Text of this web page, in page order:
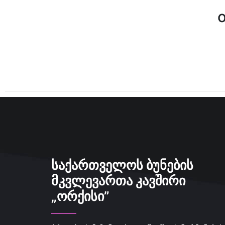
ᲡᲐᲥᲐᲠᲗᲕᲔᲚᲝᲡ ᲑᲣᲜᲔᲑᲘᲡ
ᲛᲙᲕᲚᲔᲕᲐᲠᲗᲐ ᲙᲐᲕᲨᲘᲠᲘ
„ᲝᲠᲥᲘᲡᲘ”